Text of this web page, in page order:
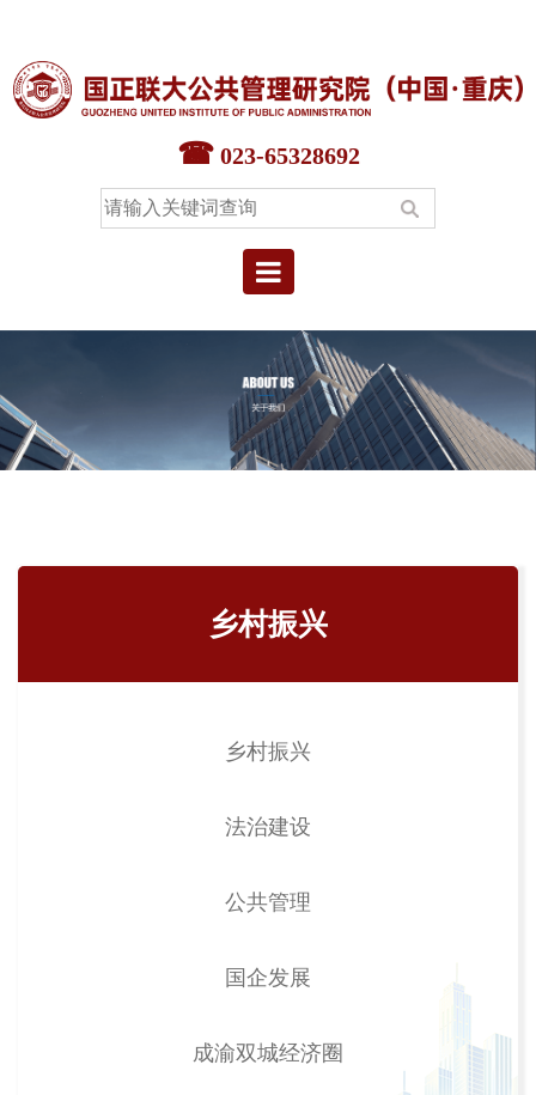
023-65328692
首页
专家中心
乡村振兴
乡村振兴
法治建设
公共管理
国企发展
成渝双城经济圈